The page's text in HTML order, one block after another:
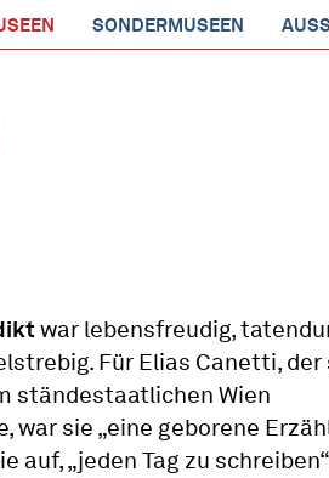
SONDERMUSEEN
war lebensfreudig,
Für Elias Canetti, der
ständestaatlichen Wien
war sie „eine geborene
auf, „jeden Tag zu